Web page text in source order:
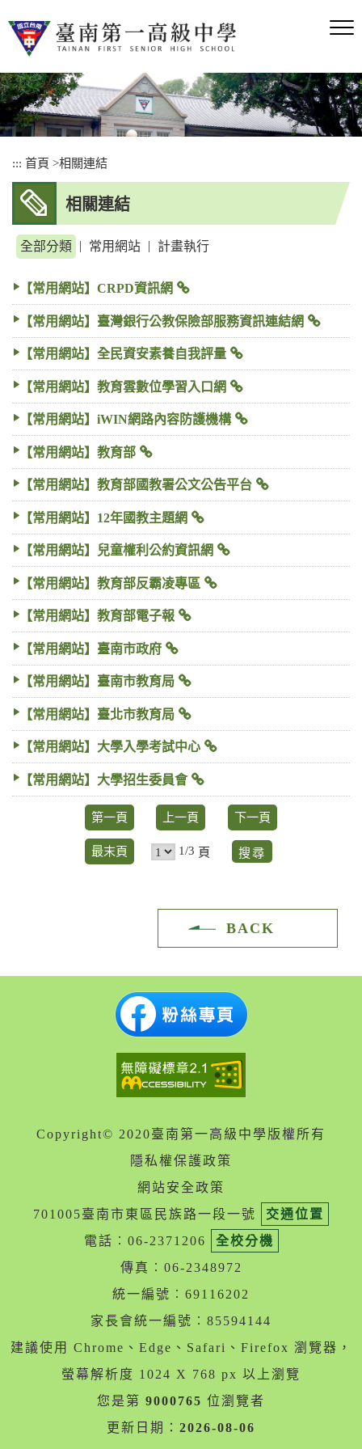
到
內
容
區
塊
::: 首頁 >相關連結
相關連結
全部分類 | 常用網站 | 計畫執行
【常用網站】CRPD資訊網
【常用網站】臺灣銀行公教保險部服務資訊連結網
【常用網站】全民資安素養自我評量
【常用網站】教育雲數位學習入口網
【常用網站】iWIN網路內容防護機構
【常用網站】教育部
【常用網站】教育部國教署公文公告平台
【常用網站】12年國教主題網
【常用網站】兒童權利公約資訊網
【常用網站】教育部反霸凌專區
【常用網站】教育部電子報
【常用網站】臺南市政府
【常用網站】臺南市教育局
【常用網站】臺北市教育局
【常用網站】大學入學考試中心
【常用網站】大學招生委員會
第一頁 上一頁 下一頁
最末頁 1/3 頁
BACK
Copyright© 2020臺南第一高級中學版權所有
隱私權保護政策
網站安全政策
701005臺南市東區民族路一段一號
交通位置
電話︰06-2371206
全校分機
傳真︰06-2348972
統一編號︰69116202
家長會統一編號︰85594144
建議使用 Chrome、Edge、Safari、Firefox 瀏覽器，
螢幕解析度 1024 X 768 px 以上瀏覽
您是第 9000765 位瀏覽者
更新日期： 2026-08-06